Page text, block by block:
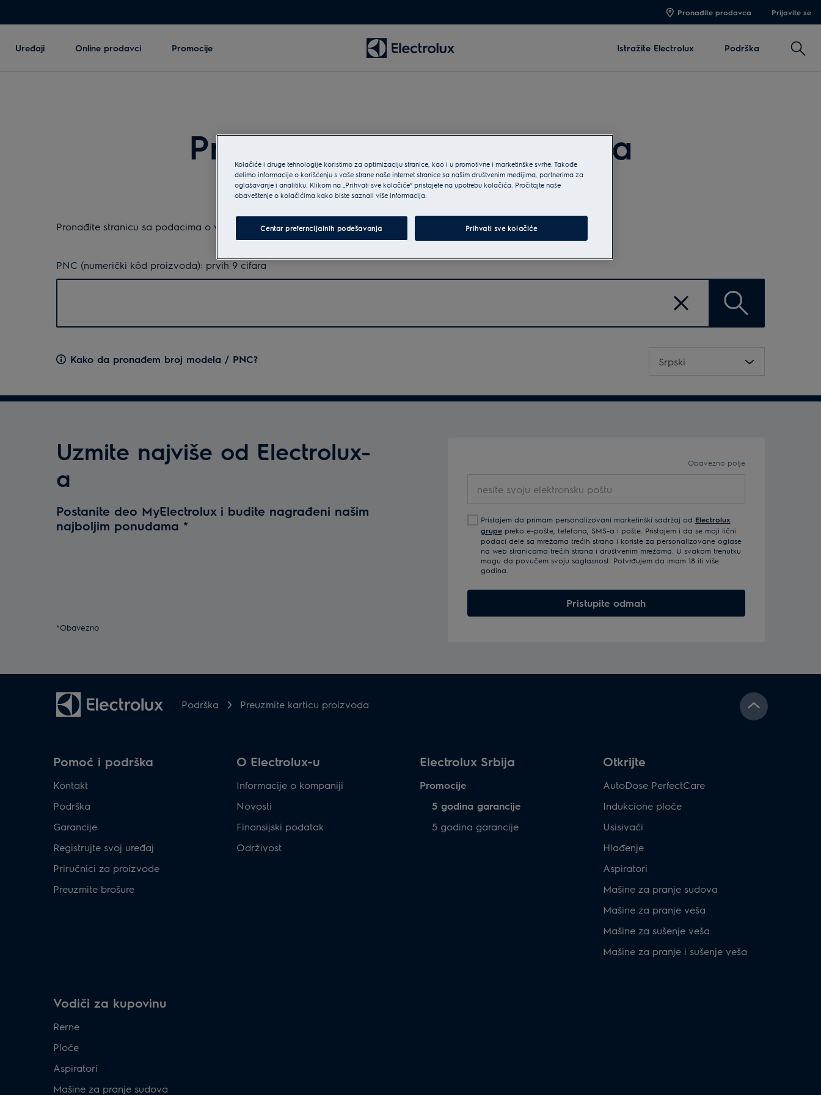
Pronađite prodavca Prijavite se
Uređaji Online prodavci Promocije Istražite Electrolux Podrška
Preuzmite karticu proizvoda
Pronađite stranicu sa podacima o vašem proizvodu.
Pretraga
PNC (numerički kôd proizvoda): prvih 9 cifara
Obriši
Kako da pronađem broj modela / PNC?
Srpski
Uzmite najviše od Electrolux-
a
Postanite deo MyElectrolux i budite nagrađeni našim
najboljim ponudama *
*Obavezno
Obavezno polje
svoju
poštuPristajem da primam personalizovani marketinški sadržaj od Electrolux
grupepreko e-pošte, telefona, SMS-a i pošte. Pristajem i da se moji lični
podaci dele sa mrežama trećih strana i koriste za personalizovane oglase
na web stranicama trećih strana i društvenim mrežama. U svakom trenutku
mogu da povučem svoju saglasnost. Potvrđujem da imam 18 ili više
godina.
Pristupite odmah
Podrška Preuzmite karticu proizvoda
Pomoć i podrška
Kontakt
Podrška
Garancije
Registrujte svoj uređaj
Priručnici za proizvode
Preuzmite brošure
O Electrolux-u
Informacije o kompaniji
Novosti
Finansijski podatak
Održivost
Electrolux Srbija
Promocije
5 godina garancije
5 godina garancije
Otkrijte
AutoDose PerfectCare
Indukcione ploče
Usisivači
Hlađenje
Aspiratori
Mašine za pranje sudova
Mašine za pranje veša
Mašine za sušenje veša
Mašine za pranje i sušenje veša
Vodiči za kupovinu
Rerne
Ploče
Aspiratori
Mašine za pranje sudova
Kolačiće i druge tehnologije koristimo za optimizaciju stranice, kao i u promotivne i marketinške svrhe. Takođe
delimo informacije o korišćenju s vaše strane naše internet stranice sa našim društvenim medijima, partnerima za
oglašavanje i analitiku. Klikom na „Prihvati sve kolačiće“ pristajete na upotrebu kolačića. Pročitajte naše
obaveštenje o kolačićima kako biste saznali više informacija.
Centar preferncijalnih podešavanja Prihvati sve kolačiće